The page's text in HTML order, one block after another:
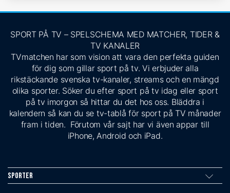
SPORT PÅ TV – SPELSCHEMA MED MATCHER, TIDER &
TV KANALER
TVmatchen har som vision att vara den perfekta guiden
för dig som gillar sport på tv. Vi erbjuder alla
rikstäckande svenska tv-kanaler, streams och en mängd
olika sporter. Söker du efter sport på tv idag eller sport
på tv imorgon så hittar du det hos oss. Bläddra i
kalendern så kan du se tv-tablå för sport på TV månader
fram i tiden. Förutom vår sajt har vi även appar till
iPhone, Android och iPad.
Sporter